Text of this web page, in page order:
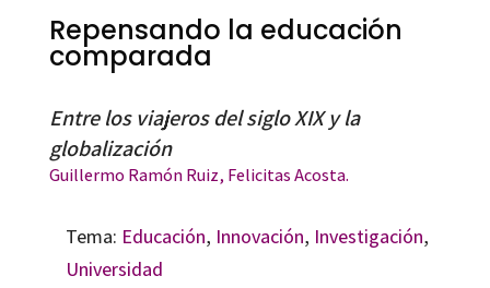
Repensando la educación
comparada
Entre los viajeros del siglo XIX y la
globalización
Guillermo Ramón Ruiz, Felicitas Acosta.
Tema: Educación, Innovación, Investigación,
Universidad